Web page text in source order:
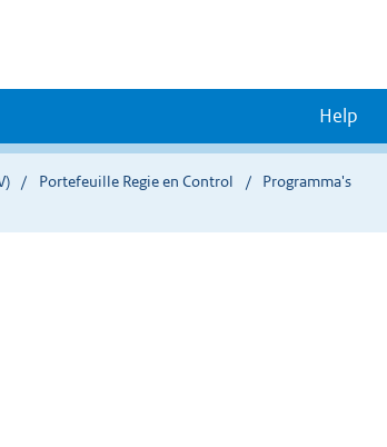
Help
Portefeuille Regie en Control
Programma's